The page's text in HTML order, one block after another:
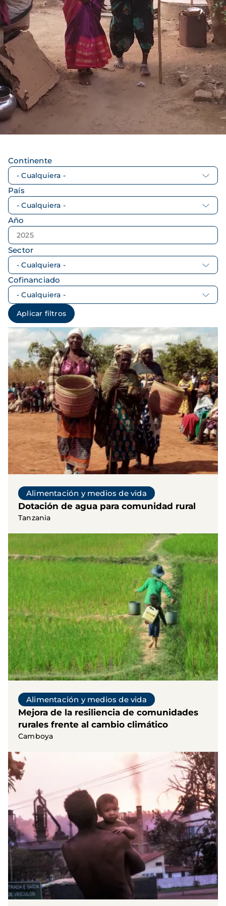
Continente
País
Año
Sector
Cofinanciado
Alimentación y medios de vida
Dotación de agua para comunidad rural
Tanzania
Alimentación y medios de vida
Mejora de la resiliencia de comunidades
rurales frente al cambio climático
Camboya